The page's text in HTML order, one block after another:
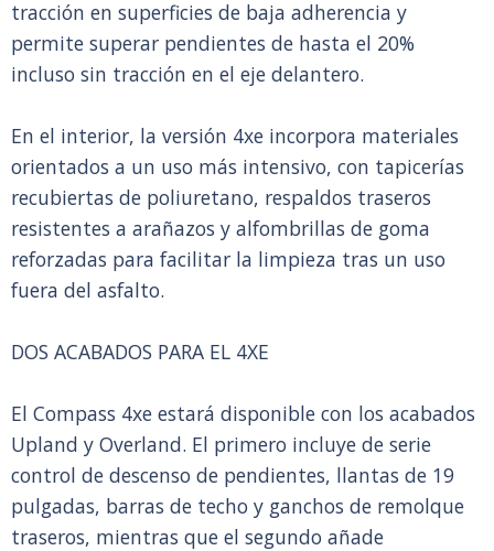
tracción en superficies de baja adherencia y
permite superar pendientes de hasta el 20%
incluso sin tracción en el eje delantero.
En el interior, la versión 4xe incorpora materiales
orientados a un uso más intensivo, con tapicerías
recubiertas de poliuretano, respaldos traseros
resistentes a arañazos y alfombrillas de goma
reforzadas para facilitar la limpieza tras un uso
fuera del asfalto.
DOS ACABADOS PARA EL 4XE
El Compass 4xe estará disponible con los acabados
Upland y Overland. El primero incluye de serie
control de descenso de pendientes, llantas de 19
pulgadas, barras de techo y ganchos de remolque
traseros, mientras que el segundo añade